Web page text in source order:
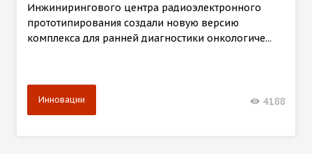
Инжинирингового центра радиоэлектронного
прототипирования создали новую версию
комплекса для ранней диагностики онкологиче...
Инновации 4188